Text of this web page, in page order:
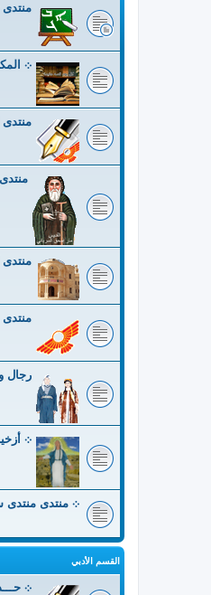
منتدى
܀
منتدى
منتدى
منتدى
رجال
܀
܀ منتدى منتدى
القسم الأدبي
܀